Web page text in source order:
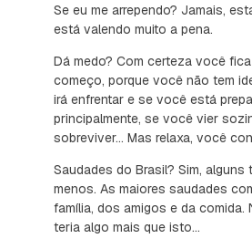
Se eu me arrependo? Jamais,
está valendo muito a pena.
Dá medo? Com certeza você
começo, porque você não tem
irá enfrentar e se você está
principalmente, se você vier
sobreviver... Mas relaxa, você
Saudades do Brasil? Sim, alguns
menos. As maiores saudades
família, dos amigos e da comida.
teria algo mais que isto...